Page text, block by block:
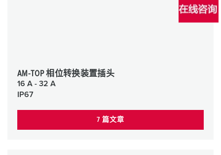
AM-TOP 相位转换装置插头
16 A - 32 A
IP67
7 篇文章